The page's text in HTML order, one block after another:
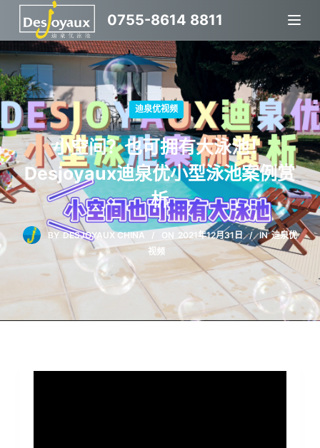
跳
过
内
容
0755-8614 8811
迪泉优视频
小空间？也可拥有大泳池！
Desjoyaux迪泉优小型泳池案例赏
析
BY DESJOYAUX CHINA ON 2021年12月31日 IN 迪泉优
视频